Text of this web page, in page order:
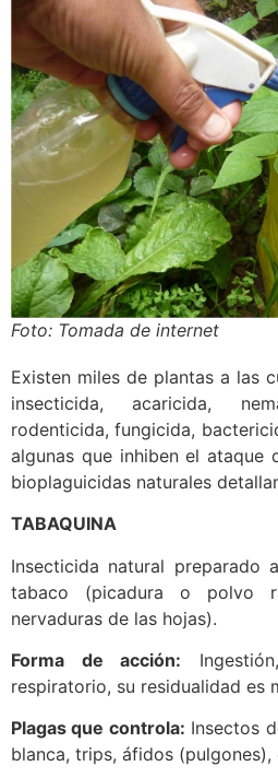
Foto: Tomada de internet
Existen miles de plantas a las
insecticida, acaricida,
rodenticida, fungicida,
algunas que inhiben el ataque
bioplaguicidas naturales
TABAQUINA
Insecticida natural preparado
tabaco (picadura o polvo
nervaduras de las hojas).
Forma de acción:
respiratorio, su residualidad es
Plagas que controla: Insectos
blanca, trips, áfidos (pulgones),